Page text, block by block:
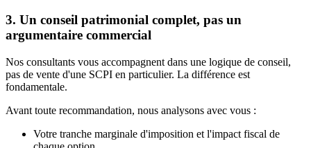
3. Un conseil patrimonial complet, pas un
argumentaire commercial
Nos consultants vous accompagnent dans une logique de conseil,
pas de vente d'une SCPI en particulier. La différence est
fondamentale.
Avant toute recommandation, nous analysons avec vous :
Votre tranche marginale d'imposition et l'impact fiscal de